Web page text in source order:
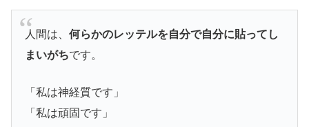
人間は、何らかのレッテルを自分で自分に貼ってし
まいがちです。
「私は神経質です」
「私は頑固です」